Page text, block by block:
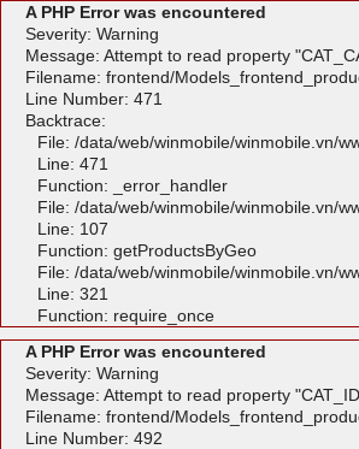
A PHP Error was encountered
Severity: Warning
Message: Attempt to read property
Filename: frontend/
Line Number: 471
Backtrace:
File: /data/web/winmobile/winmobile.vn/
Line: 471
Function: _error_handler
File: /data/web/winmobile/winmobile.vn/
Line: 107
Function: getProductsByGeo
File: /data/web/winmobile/winmobile.vn/
Line: 321
Function: require_once
A PHP Error was encountered
Severity: Warning
Message: Attempt to read property
Filename: frontend/
Line Number: 492